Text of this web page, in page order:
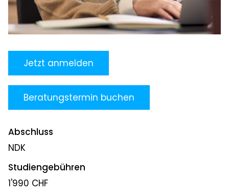
Jetzt anmelden
Beratungstermin buchen
Abschluss
NDK
Studiengebühren
1'990 CHF